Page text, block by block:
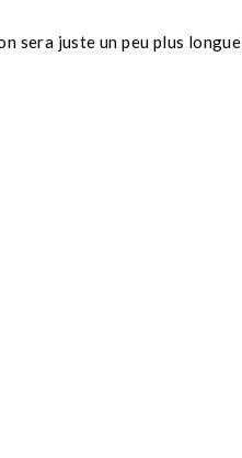
sera juste un peu plus longue